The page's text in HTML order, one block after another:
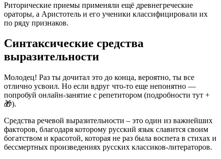
Риторические приемы применяли ещё древнегреческие
ораторы, а Аристотель и его ученики классифицировали их
по ряду признаков.
Синтаксические средства
выразительности
Молодец! Раз ты дочитал это до конца, вероятно, ты все
отлично усвоил. Но если вдруг что-то еще непонятно —
попробуй онлайн-занятие с репетитором (подробности тут +
🎁).
Средства речевой выразительности – это один из важнейших
факторов, благодаря которому русский язык славится своим
богатством и красотой, которая не раз была воспета в стихах и
бессмертных произведениях русских классиков-литераторов.